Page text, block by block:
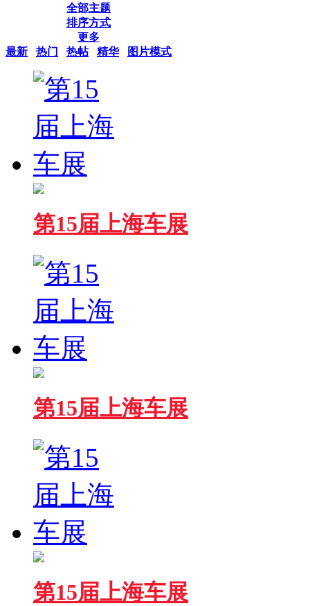
全部主题
排序方式
更多
最新
热门 热帖 精华 图片模式
第15届上海车展
第15届上海车展
第15届上海车展